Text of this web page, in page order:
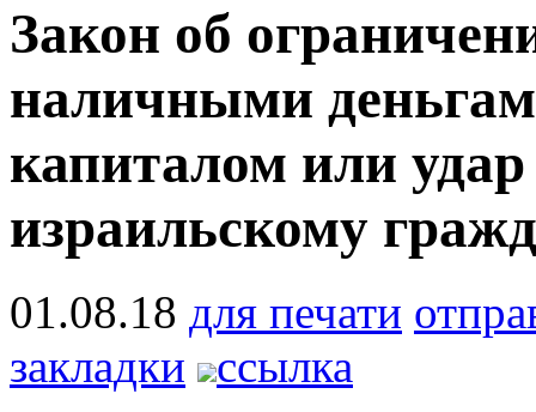
Закон об
наличными
капиталом или
израильскому
01.08.18 для печати
закладки
ссылка